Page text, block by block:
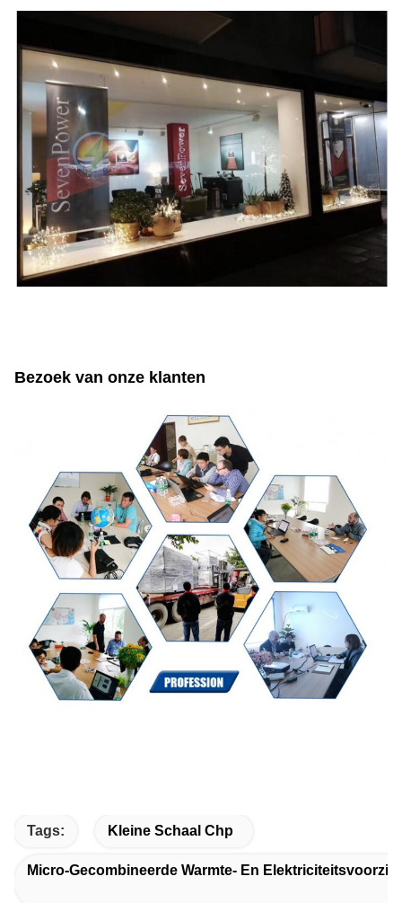
Bezoek van onze klanten
Tags: Kleine Schaal Chp
Micro-Gecombineerde Warmte- En